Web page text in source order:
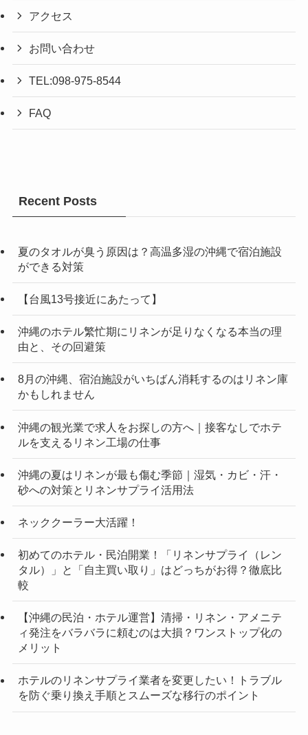
アクセス
お問い合わせ
TEL:098-975-8544
FAQ
Recent Posts
夏のタオルが臭う原因は？高温多湿の沖縄で宿泊施設
ができる対策
【台風13号接近にあたって】
沖縄のホテル繁忙期にリネンが足りなくなる本当の理
由と、その回避策
8月の沖縄、宿泊施設がいちばん消耗するのはリネン庫
かもしれません
沖縄の観光業で求人をお探しの方へ｜接客なしでホテ
ルを支えるリネン工場の仕事
沖縄の夏はリネンが最も傷む季節｜湿気・カビ・汗・
砂への対策とリネンサプライ活用法
ネッククーラー大活躍！
初めてのホテル・民泊開業！「リネンサプライ（レン
タル）」と「自主買い取り」はどっちがお得？徹底比
較
【沖縄の民泊・ホテル運営】清掃・リネン・アメニテ
ィ発注をバラバラに頼むのは大損？ワンストップ化の
メリット
ホテルのリネンサプライ業者を変更したい！トラブル
を防ぐ乗り換え手順とスムーズな移行のポイント